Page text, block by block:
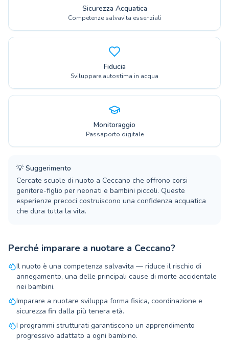
Sicurezza Acquatica
Competenze salvavita essenziali
Fiducia
Sviluppare autostima in acqua
Monitoraggio
Passaporto digitale
💡 Suggerimento
Cercate scuole di nuoto a Ceccano che offrono corsi
genitore-figlio per neonati e bambini piccoli. Queste
esperienze precoci costruiscono una confidenza acquatica
che dura tutta la vita.
Perché imparare a nuotare a Ceccano?
Il nuoto è una competenza salvavita — riduce il rischio di
annegamento, una delle principali cause di morte accidentale
nei bambini.
Imparare a nuotare sviluppa forma fisica, coordinazione e
sicurezza fin dalla più tenera età.
I programmi strutturati garantiscono un apprendimento
progressivo adattato a ogni bambino.